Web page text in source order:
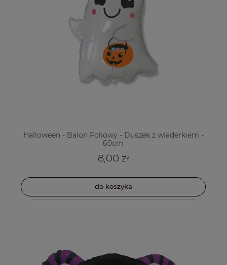
Halloween - Balon Foliowy - Duszek z wiaderkiem -
60cm
8,00 zł
do koszyka